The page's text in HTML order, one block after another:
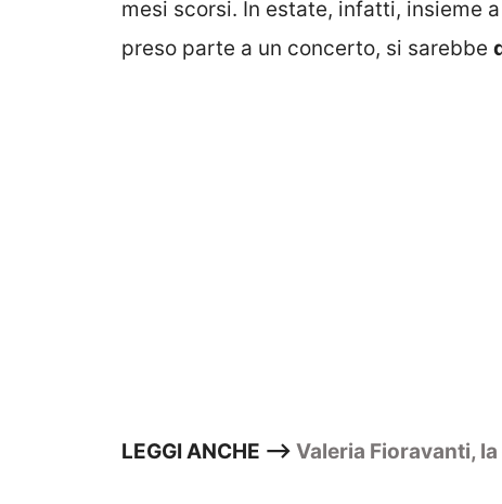
mesi scorsi. In estate, infatti, insieme
preso parte a un concerto, si sarebbe
LEGGI ANCHE –> Valeria Fioravanti,